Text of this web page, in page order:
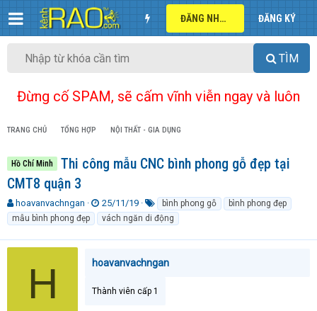
ĐĂNG NHẬP ĐĂNG KÝ
TÌM
Đừng cố SPAM, sẽ cấm vĩnh viễn ngay và luôn
TRANG CHỦ TỔNG HỢP NỘI THẤT - GIA DỤNG
Hồ Chí Minh
Thi công mẫu CNC bình phong gỗ đẹp tại
CMT8 quận 3
T
h
r
e
hoavanvachngan
N
g
à
y
ử
25/11/19
ừ
k
h
a
bình phong gỗ
bình phong đẹp
mẫu bình phong đẹp
vách ngăn di động
H hoavanvachngan
Thành viên cấp 1